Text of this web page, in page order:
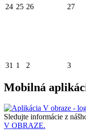
24 25 26 27
31 1 2 3
Mobilná
Sledujte informácie z
V OBRAZE.